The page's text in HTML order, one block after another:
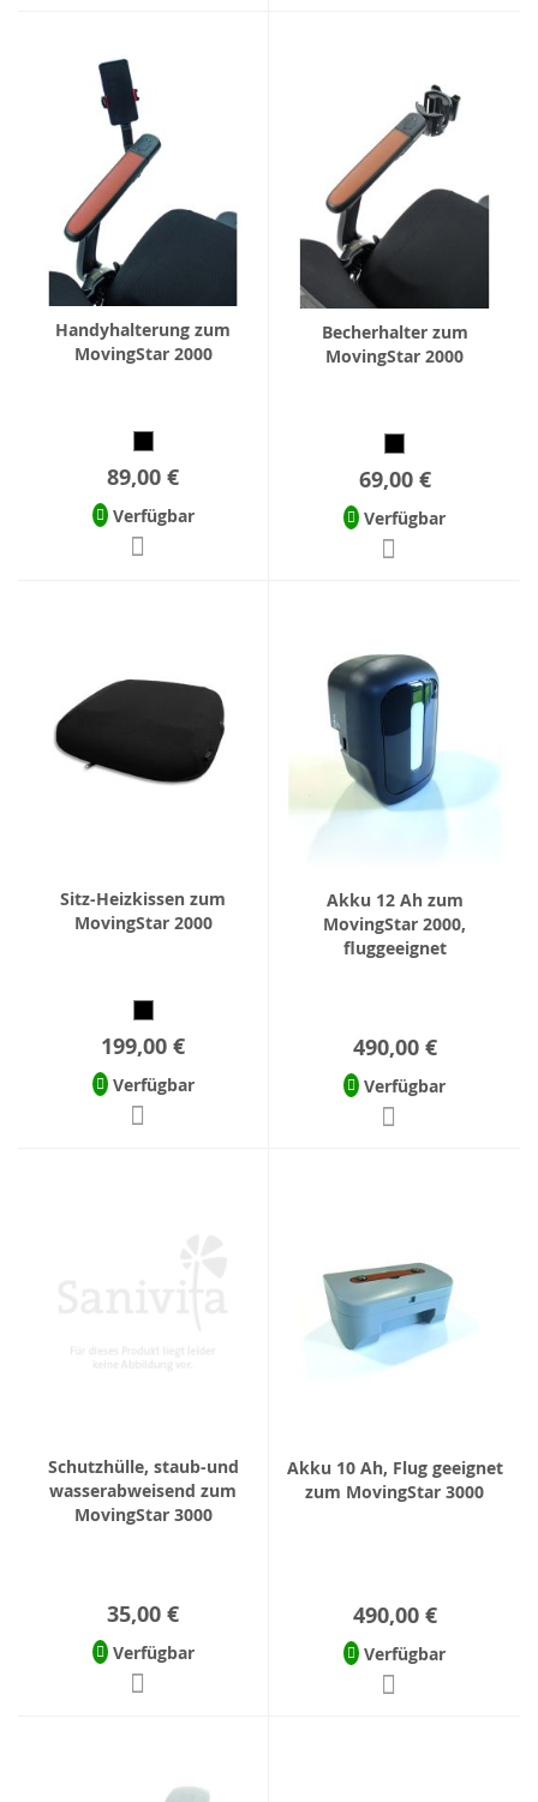
Handyhalterung zum
MovingStar 2000
89,00 €
Verfügbar
Becherhalter zum
MovingStar 2000
69,00 €
Verfügbar
Sitz-Heizkissen zum
MovingStar 2000
199,00 €
Verfügbar
Akku 12 Ah zum
MovingStar 2000,
fluggeeignet
490,00 €
Verfügbar
Schutzhülle, staub-und
wasserabweisend zum
MovingStar 3000
35,00 €
Verfügbar
Akku 10 Ah, Flug geeignet
zum MovingStar 3000
490,00 €
Verfügbar